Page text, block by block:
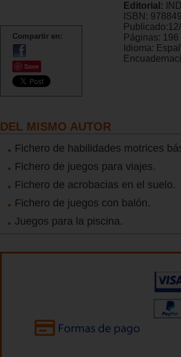
Compartir en:
Save
Editorial:
ISBN:
Publicado:
Páginas: 196
Idioma:
DEL MISMO AUTOR
Fichero de habilidades motrices
Fichero de juegos para viajes.
Fichero de acrobacias en el suelo.
Fichero de juegos con balón.
Juegos para la piscina.